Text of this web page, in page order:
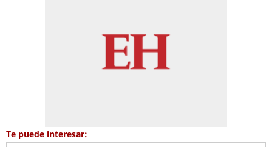
Te puede interesar: